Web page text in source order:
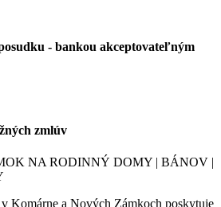
- bankou akceptovateľným
zmlúv
Komárne a Nových Zámkoch poskytuje